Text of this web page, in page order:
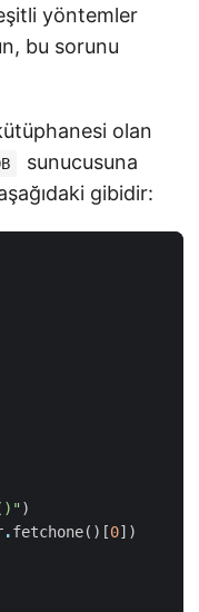
yöntemler
bu sorunu
olan
sunucusuna
gibidir:
)
.fetchone()[0])